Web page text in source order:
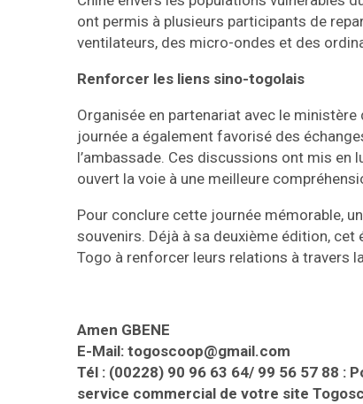
ont permis à plusieurs participants de
ventilateurs, des micro-ondes et des
Renforcer les liens sino-togolais
Organisée en partenariat avec le
journée a également favorisé des
l’ambassade. Ces discussions ont mis
ouvert la voie à une meilleure
Pour conclure cette journée mémorable,
souvenirs. Déjà à sa deuxième édition, cet
Togo à renforcer leurs relations à travers
Amen GBENE
E-Mail: togoscoop@gmail.com
Tél : (00228) 90 96 63 64/ 99 56 57 88
service commercial de votre site